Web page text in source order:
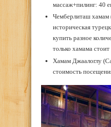
массаж+пилинг: 40
Чемберлиташ хамам
историческая
купить разное
только хамама
Хамам Джаалоглу
стоимость